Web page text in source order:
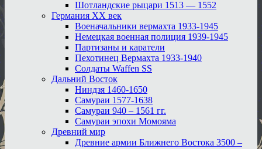
Шотландские рыцари 1513 — 1552
Германия XX век
Военачальники вермахта 1933-1945
Немецкая военная полиция 1939-1945
Партизаны и каратели
Пехотинец Вермахта 1933-1940
Солдаты Waffen SS
Дальний Восток
Ниндзя 1460-1650
Самураи 1577-1638
Самураи 940 – 1561 гг.
Самураи эпохи Момояма
Древний мир
Древние армии Ближнего Востока 3500 –